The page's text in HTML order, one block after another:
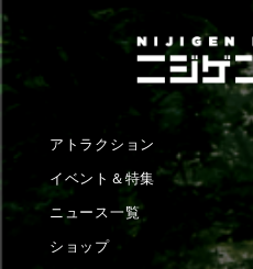
アトラクション
イベント＆特集
ニュース一覧
ショップ